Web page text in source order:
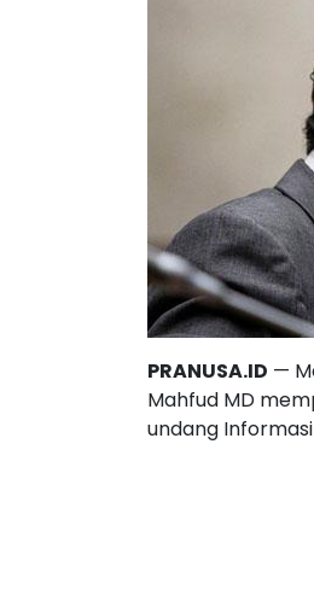
PRANUSA.ID —
Mahfud MD
undang